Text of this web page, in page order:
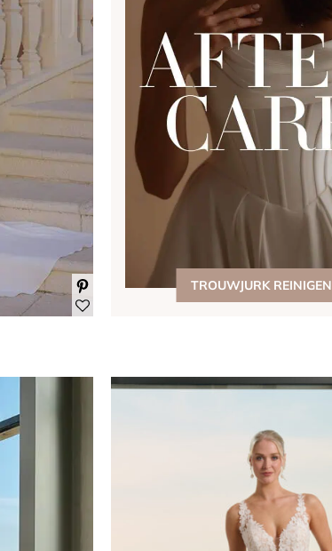
TROUWJURK REINIGEN